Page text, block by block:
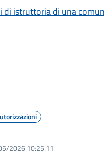
di istruttoria di una
2026 10:25.11